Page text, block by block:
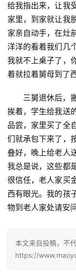
给我指出来，让我
家里，到家就让我
家亲自动手，在灶
洋洋的看着我们几
我就不上桌子了，
着就拉着舅母到了
三舅退休后，
挨着，学生给我送
品尝，家里买了全
们就承包下来了，
叠好，晚上给老人
我总是说，这些都
很信任，老人家买
西有眼光。我的孩
物到老人家处请安
本文来自投稿，不
https://